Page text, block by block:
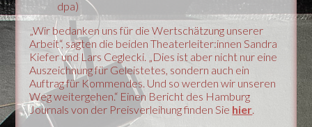
dpa)
„Wir bedanken uns für die Wertschätzung unserer
Arbeit“, sagten die beiden Theaterleiter:innen Sandra
Kiefer und Lars Ceglecki. „Dies ist aber nicht nur eine
Auszeichnung für Geleistetes, sondern auch ein
Auftrag für Kommendes. Und so werden wir unseren
Weg weitergehen.“ Einen Bericht des Hamburg
Journals von der Preisverleihung finden Sie hier.